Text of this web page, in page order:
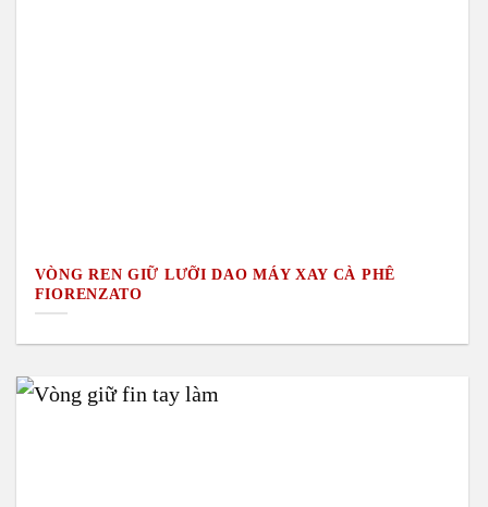
VÒNG REN GIỮ LƯỠI DAO MÁY XAY CÀ PHÊ
FIORENZATO